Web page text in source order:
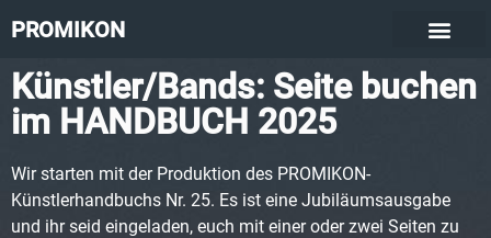
PROMIKON
Künstler/Bands: Seite buchen
im HANDBUCH 2025
Wir starten mit der Produktion des PROMIKON-
Künstlerhandbuchs Nr. 25. Es ist eine Jubiläumsausgabe
und ihr seid eingeladen, euch mit einer oder zwei Seiten zu